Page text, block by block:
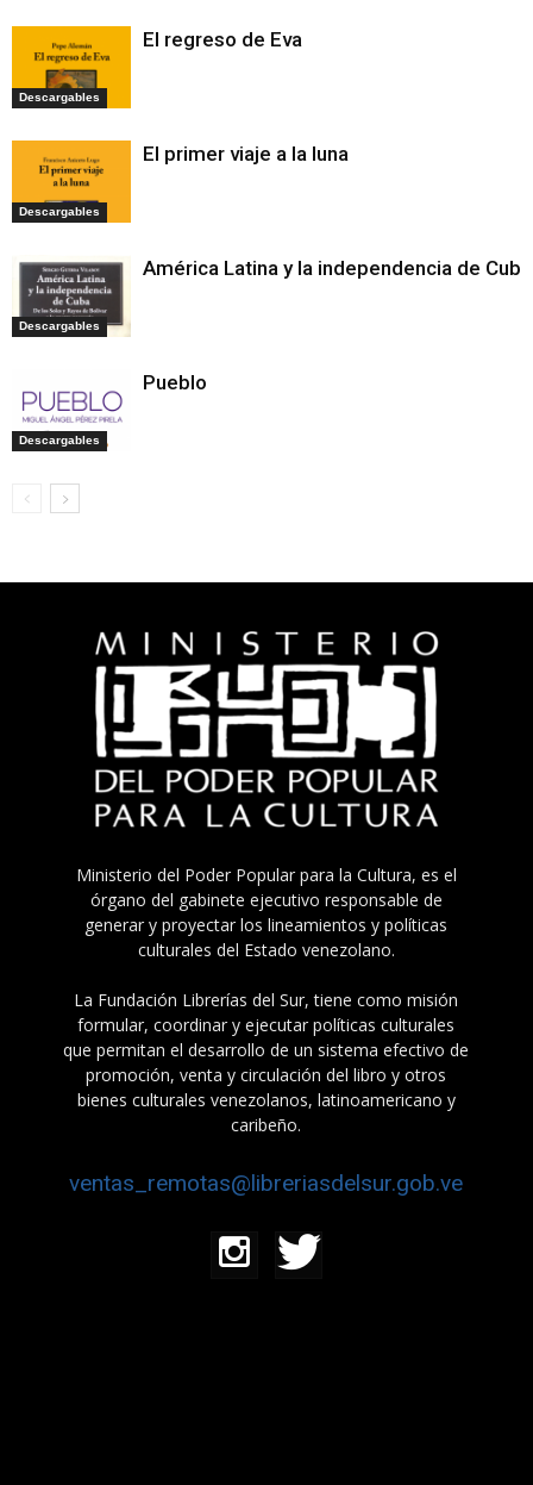
Descargables
El regreso de Eva
Descargables
El primer viaje a la luna
Descargables
América Latina y la independencia de Cuba
Descargables
Pueblo
Ministerio del Poder Popular para la Cultura, es el
órgano del gabinete ejecutivo responsable de
generar y proyectar los lineamientos y políticas
culturales del Estado venezolano.
La Fundación Librerías del Sur, tiene como misión
formular, coordinar y ejecutar políticas culturales
que permitan el desarrollo de un sistema efectivo de
promoción, venta y circulación del libro y otros
bienes culturales venezolanos, latinoamericano y
caribeño.
ventas_remotas@libreriasdelsur.gob.ve